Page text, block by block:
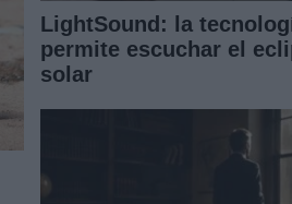
LightSound: la
permite escuchar el
solar